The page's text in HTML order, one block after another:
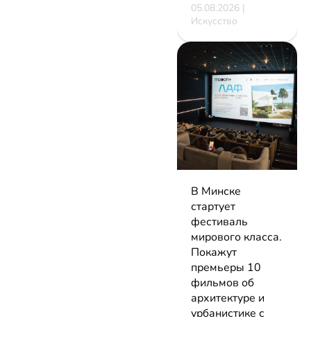
05.08.2026 |
Искусство
В Минске
стартует
фестиваль
мирового класса.
Покажут
премьеры 10
фильмов об
архитектуре и
урбанистике с